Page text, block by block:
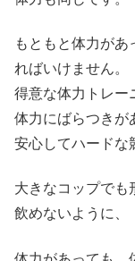
もともと体力が
ればいけません。
得意な体力トレー
体力にばらつきが
安心してハードな
大きなコップでも
飲めないように、